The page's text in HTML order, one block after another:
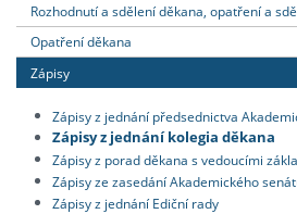
Rozhodnutí a sdělení děkana, opatření a
Opatření děkana
Zápisy
Zápisy z jednání předsednictva
Zápisy z jednání kolegia děkana
Zápisy z porad děkana s vedoucími
Zápisy ze zasedání Akademického
Zápisy z jednání Ediční rady